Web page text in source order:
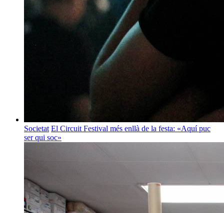
Societat El Circuit Festival més enllà de la festa: «Aquí puc
ser qui soc»